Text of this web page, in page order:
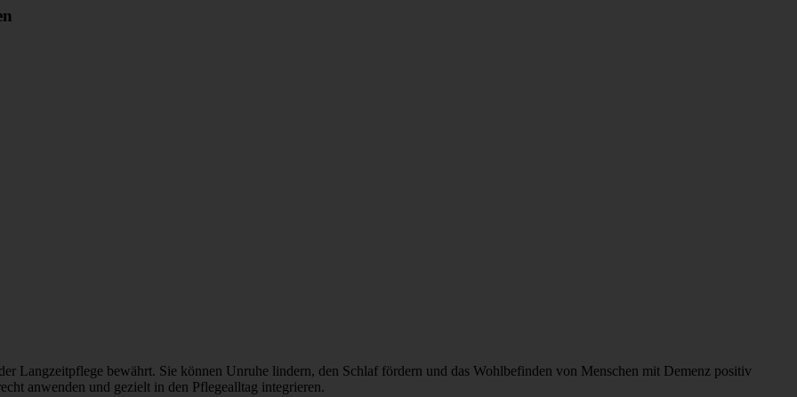
Langzeitpflege bewährt. Sie können Unruhe lindern, den Schlaf fördern und das Wohlbefinden von Menschen mit Demenz positiv
anwenden und gezielt in den Pflegealltag integrieren.